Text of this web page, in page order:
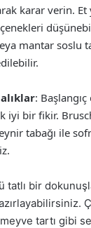
karar verin. Et
mantar soslu
:
iyi bir fikir.
tabağı ile
tatlı bir
tartı gibi